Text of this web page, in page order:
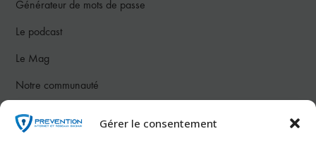
Gérer le consentement
Générateur de mots de passe
Le podcast
Le Mag
Notre communauté
Nous contacter